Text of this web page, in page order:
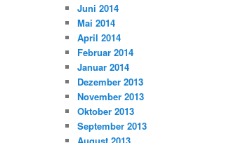
Juni 2014
Mai 2014
April 2014
Februar 2014
Januar 2014
Dezember 2013
November 2013
Oktober 2013
September 2013
August 2013